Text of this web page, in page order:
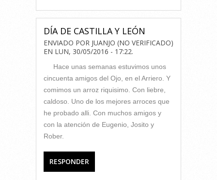
DÍA DE CASTILLA Y LEÓN
ENVIADO POR JUANJO (NO VERIFICADO)
EN LUN, 30/05/2016 - 17:22.
Hace unas semanas estuvimos unos
cincuenta amigos del Ojo, en el Arriero. Y
comimos un arroz riquisimo. Con liebre,
caldoso. Uno de los mejores arroces que
he probado alli. Con muchos amigos y
con la atención de Eugenio, Josito y
Rober.
RESPONDER